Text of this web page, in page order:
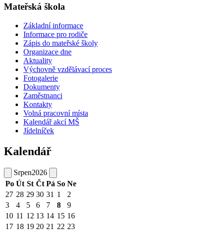
Mateřská škola
Základní informace
Informace pro rodiče
Zápis do mateřské školy
Organizace dne
Aktuality
Výchovně vzdělávací proces
Fotogalerie
Dokumenty
Zaměstnanci
Kontakty
Volná pracovní místa
Kalendář akcí MŠ
Jídelníček
Kalendář
Srpen2026
Po Út St Čt Pá So Ne
27 28 29 30 31 1
2
3
4 5 6 7 8
9
10 11 12 13 14 15 16
17 18 19 20 21 22 23